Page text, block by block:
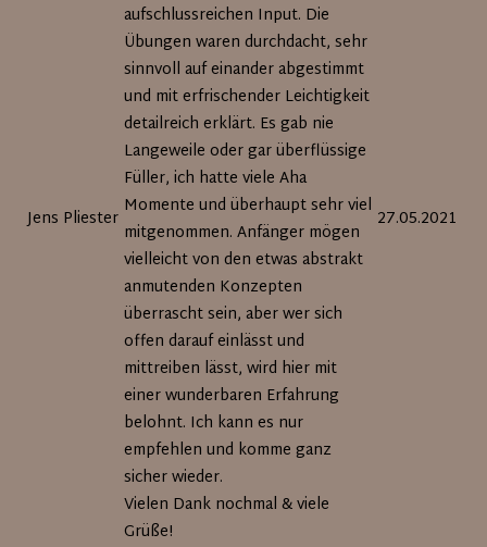
Jens Pliester
aufschlussreichen Input. Die
Übungen waren durchdacht, sehr
sinnvoll auf einander abgestimmt
und mit erfrischender Leichtigkeit
detailreich erklärt. Es gab nie
Langeweile oder gar überflüssige
Füller, ich hatte viele Aha
Momente und überhaupt sehr viel
mitgenommen. Anfänger mögen
vielleicht von den etwas abstrakt
anmutenden Konzepten
überrascht sein, aber wer sich
offen darauf einlässt und
mittreiben lässt, wird hier mit
einer wunderbaren Erfahrung
belohnt. Ich kann es nur
empfehlen und komme ganz
sicher wieder.
Vielen Dank nochmal & viele
Grüße!
27.05.2021